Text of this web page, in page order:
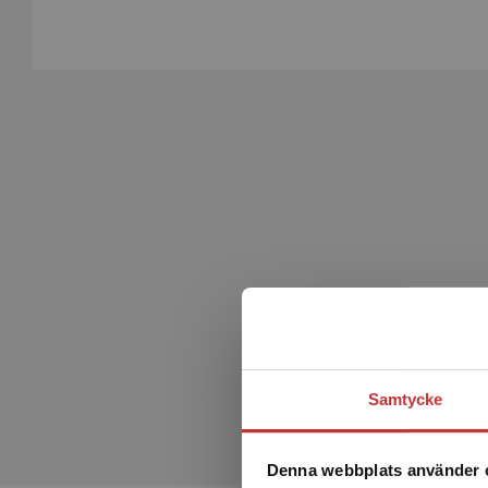
Samtycke
Denna webbplats använder